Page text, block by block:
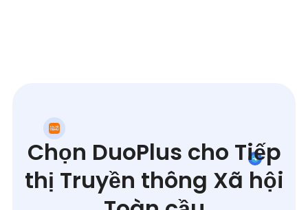
Chọn DuoPlus cho Tiếp
thị Truyền thông Xã hội